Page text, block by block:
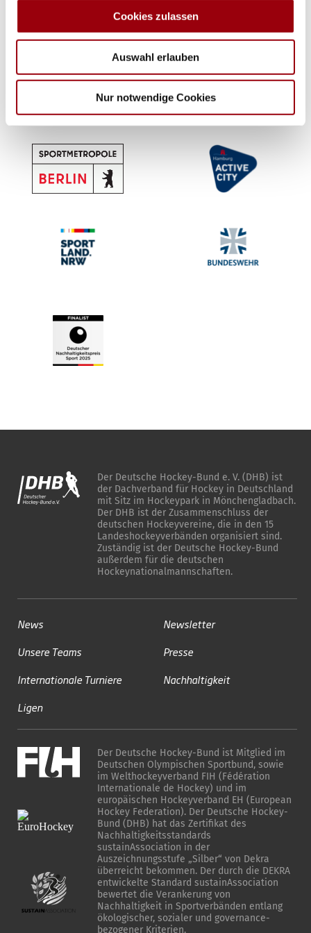
soziale Medien, Werbung und Analysen weiter. Unsere
Partner führen diese Informationen möglicherweise mit
weiteren Daten zusammen, die Sie ihnen bereitgestellt
haben oder die sie im Rahmen Ihrer Nutzung der Dienste
Cookies zulassen
Auswahl erlauben
Nur notwendige Cookies
Der Deutsche Hockey-Bund e. V. (DHB) ist
der Dachverband für Hockey in Deutschland
mit Sitz im Hockeypark in Mönchengladbach.
Der DHB ist der Zusammenschluss der
deutschen Hockeyvereine, die in den 15
Landeshockeyverbänden organisiert sind.
Zuständig ist der Deutsche Hockey-Bund
außerdem für die deutschen
Hockeynationalmannschaften.
News
Unsere Teams
Internationale Turniere
Ligen
Newsletter
Presse
Nachhaltigkeit
Der Deutsche Hockey-Bund ist Mitglied im
Deutschen Olympischen Sportbund, sowie
im Welthockeyverband FIH (Fédération
Internationale de Hockey) und im
europäischen Hockeyverband EH (European
Hockey Federation). Der Deutsche Hockey-
Bund (DHB) hat das Zertifikat des
Nachhaltigkeitsstandards
sustainAssociation in der
Auszeichnungsstufe „Silber“ von Dekra
überreicht bekommen. Der durch die DEKRA
entwickelte Standard sustainAssociation
bewertet die Verankerung von
Nachhaltigkeit in Sportverbänden entlang
ökologischer, sozialer und governance-
bezogener Kriterien.